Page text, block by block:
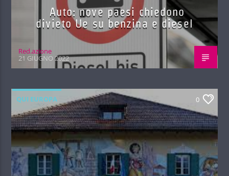
Auto: nove paesi chiedono
divieto Ue su benzina e diesel
Red.azione
21 GIUGNO 2022
QUI EUROPA 0